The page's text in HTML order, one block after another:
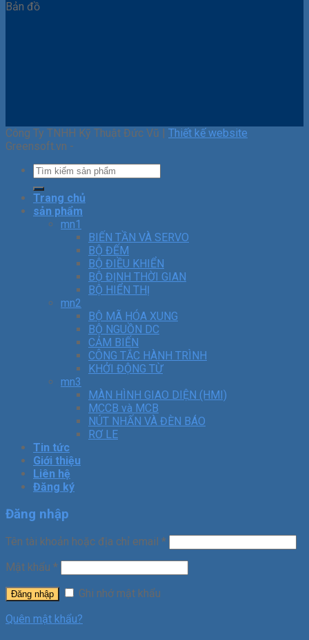
Bản đồ
Công Ty TNHH Kỹ Thuật Đức Vũ | Thiết kế website
Greensoft.vn -
Trang chủ
sản phẩm
mn1
BIẾN TẦN VÀ SERVO
BỘ ĐẾM
BỘ ĐIỀU KHIỂN
BỘ ĐỊNH THỜI GIAN
BỘ HIỂN THỊ
mn2
BỘ MÃ HÓA XUNG
BỘ NGUỒN DC
CẢM BIẾN
CÔNG TẮC HÀNH TRÌNH
KHỞI ĐỘNG TỪ
mn3
MÀN HÌNH GIAO DIỆN (HMI)
MCCB và MCB
NÚT NHẤN VÀ ĐÈN BÁO
RƠ LE
Tin tức
Giới thiệu
Liên hệ
Đăng ký
Đăng nhập
Tên tài khoản hoặc địa chỉ email *
Mật khẩu *
Đăng nhập
Ghi nhớ mật khẩu
Quên mật khẩu?